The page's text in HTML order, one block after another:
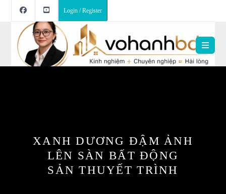
Login / Register
XANH DƯƠNG ĐẬM ẢNH
LÊN SÀN BẤT ĐỘNG
SẢN THUYẾT TRÌNH